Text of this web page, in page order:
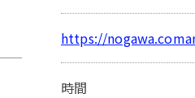
https://
時間